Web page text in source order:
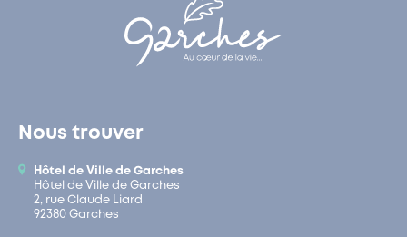
Nous trouver
Hôtel de Ville de Garches
Hôtel de Ville de Garches
2, rue Claude Liard
92380 Garches